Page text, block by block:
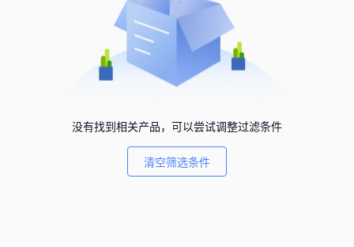
没有找到相关产品，可以尝试调整过滤条件
清空筛选条件